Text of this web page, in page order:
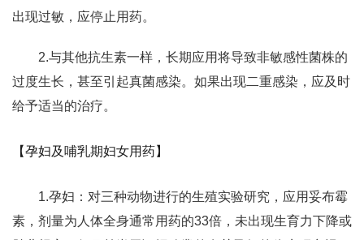
出现过敏，应停止用药。
2.与其他抗生素一样，长期应用将导致非敏感性菌株的
过度生长，甚至引起真菌感染。如果出现二重感染，应及时
给予适当的治疗。
【孕妇及哺乳期妇女用药】
1.孕妇：对三种动物进行的生殖实验研究，应用妥布霉
素，剂量为人体全身通常用药的33倍，未出现生育力下降或